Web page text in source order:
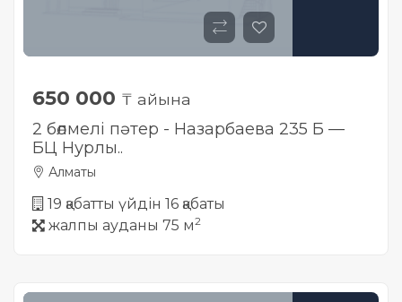
650 000 ₸ айына
2 бөлмелі пәтер - Назарбаева 235 Б —
БЦ Нурлы..
Алматы
19 қабатты үйдін 16 қабаты
жалпы ауданы 75 м2